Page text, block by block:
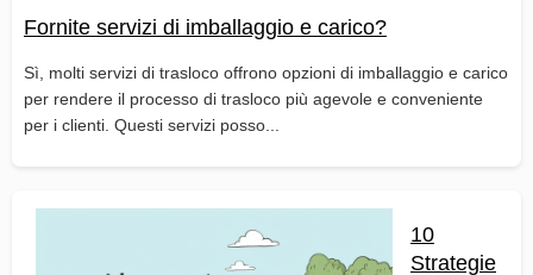
Fornite servizi di imballaggio e carico?
Sì, molti servizi di trasloco offrono opzioni di imballaggio e carico
per rendere il processo di trasloco più agevole e conveniente
per i clienti. Questi servizi posso...
10
Strategie